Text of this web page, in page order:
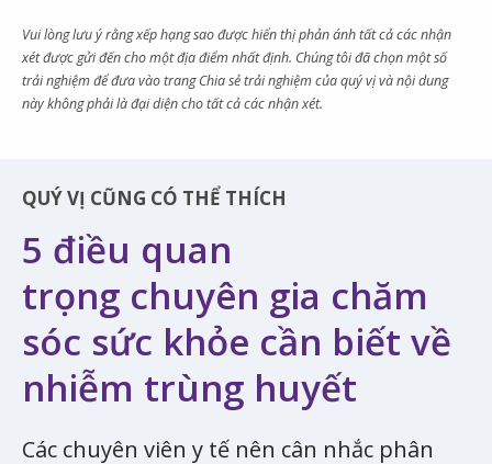
Vui lòng lưu ý rằng xếp hạng sao được hiển thị phản ánh tất cả các nhận
xét được gửi đến cho một địa điểm nhất định. Chúng tôi đã chọn một số
trải nghiệm để đưa vào trang Chia sẻ trải nghiệm của quý vị và nội dung
này không phải là đại diện cho tất cả các nhận xét.
QUÝ VỊ CŨNG CÓ THỂ THÍCH
5 điều quan
trọng chuyên gia chăm
sóc sức khỏe cần biết về
nhiễm trùng huyết
Các chuyên viên y tế nên cân nhắc phân